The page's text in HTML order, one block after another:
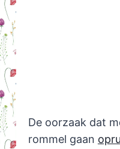
De oorzaak dat
rommel gaan